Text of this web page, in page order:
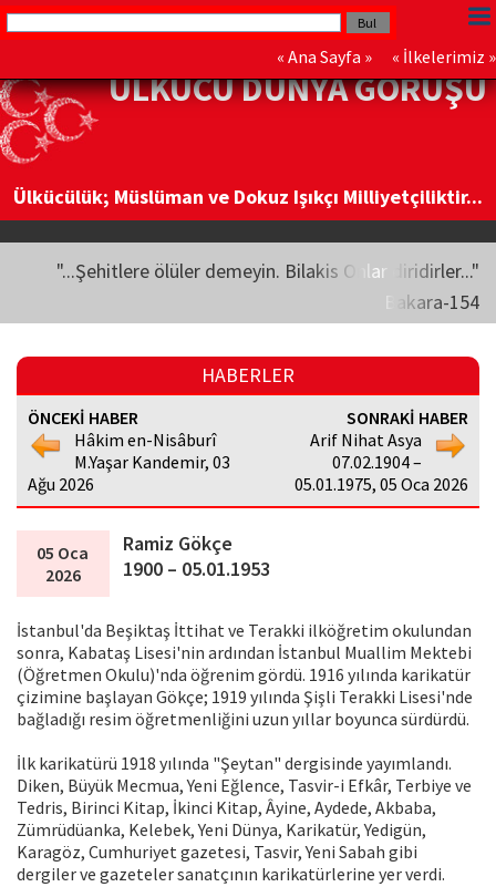
« Ana Sayfa » « İlkelerimiz »
ÜLKÜCÜ DÜNYA GÖRÜŞÜ
Ülkücülük; Müslüman ve Dokuz Işıkçı Milliyetçiliktir...
"...Şehitlere ölüler demeyin. Bilakis Onlar diridirler..."
Bakara-154
HABERLER
ÖNCEKİ HABER
Hâkim en-Nisâburî
M.Yaşar Kandemir, 03
Ağu 2026
SONRAKİ HABER
Arif Nihat Asya
07.02.1904 –
05.01.1975, 05 Oca 2026
05 Oca
2026
Ramiz Gökçe
1900 – 05.01.1953
İstanbul'da Beşiktaş İttihat ve Terakki ilköğretim okulundan
sonra, Kabataş Lisesi'nin ardından İstanbul Muallim Mektebi
(Öğretmen Okulu)'nda öğrenim gördü. 1916 yılında karikatür
çizimine başlayan Gökçe; 1919 yılında Şişli Terakki Lisesi'nde
bağladığı resim öğretmenliğini uzun yıllar boyunca sürdürdü.
İlk karikatürü 1918 yılında "Şeytan" dergisinde yayımlandı.
Diken, Büyük Mecmua, Yeni Eğlence, Tasvir-i Efkâr, Terbiye ve
Tedris, Birinci Kitap, İkinci Kitap, Âyine, Aydede, Akbaba,
Zümrüdüanka, Kelebek, Yeni Dünya, Karikatür, Yedigün,
Karagöz, Cumhuriyet gazetesi, Tasvir, Yeni Sabah gibi
dergiler ve gazeteler sanatçının karikatürlerine yer verdi.